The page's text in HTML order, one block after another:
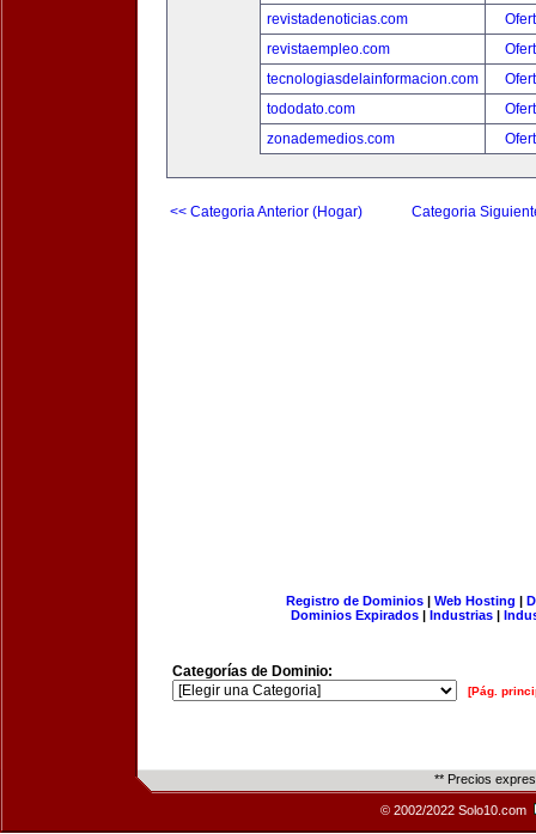
revistadenoticias.com
revistaempleo.com
tecnologiasdelainformacion.com
tododato.com
zonademedios.com
<< Categoria Anterior (Hogar) Categoria
Registro de Dominios| Web Hosting |
Dominios Expirados | Industrias |
Categorías de Dominio:
[Pág.
** Precios
© 2002/2022 Solo10.com